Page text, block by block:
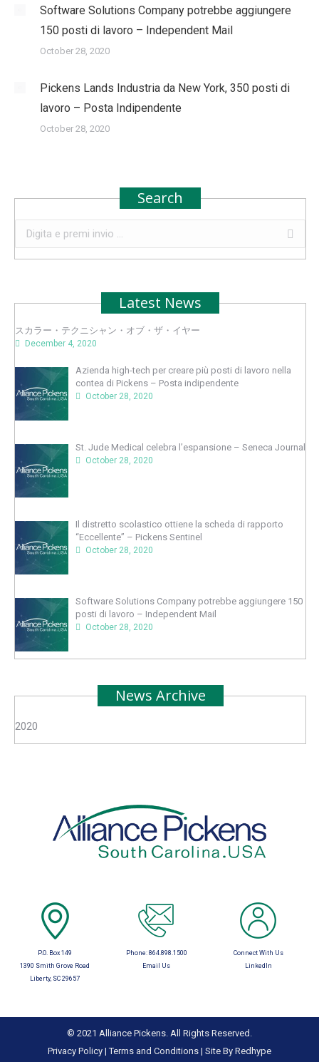
Software Solutions Company potrebbe aggiungere
150 posti di lavoro – Independent Mail
October 28, 2020
Pickens Lands Industria da New York, 350 posti di
lavoro – Posta Indipendente
October 28, 2020
Search
Search:
Latest News
スカラー・テクニシャン・オブ・ザ・イヤー
December 4, 2020
Azienda high-tech per creare più posti di lavoro nella
contea di Pickens – Posta indipendente
October 28, 2020
St. Jude Medical celebra l’espansione – Seneca Journal
October 28, 2020
Il distretto scolastico ottiene la scheda di rapporto
“Eccellente” – Pickens Sentinel
October 28, 2020
Software Solutions Company potrebbe aggiungere 150
posti di lavoro – Independent Mail
October 28, 2020
News Archive
2020
P.O. Box 149
1390 Smith Grove Road
Liberty, SC 29657
Phone: 864.898.1500
Email Us
Connect With Us
LinkedIn
© 2021 Alliance Pickens. All Rights Reserved.
Privacy Policy |Terms and Conditions | Site By Redhype